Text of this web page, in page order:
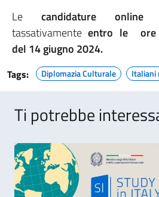
Le candidature online
tassativamenteentro le ore
del 14 giugno 2024.
Tags: Diplomazia Culturale Italiani
Ti potrebbe